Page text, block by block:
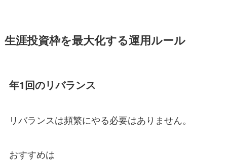
生涯投資枠を最大化する運用ルール
年1回のリバランス
リバランスは頻繁にやる必要はありません。
おすすめは